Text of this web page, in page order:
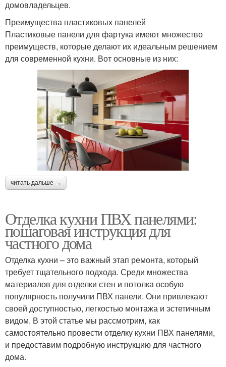
домовладельцев.
Преимущества пластиковых панелей
Пластиковые панели для фартука имеют множество
преимуществ, которые делают их идеальным решением
для современной кухни. Вот основные из них:
читать дальше →
Отделка кухни ПВХ панелями:
пошаговая инструкция для
частного дома
Отделка кухни – это важный этап ремонта, который
требует тщательного подхода. Среди множества
материалов для отделки стен и потолка особую
популярность получили ПВХ панели. Они привлекают
своей доступностью, легкостью монтажа и эстетичным
видом. В этой статье мы рассмотрим, как
самостоятельно провести отделку кухни ПВХ панелями,
и предоставим подробную инструкцию для частного
дома.